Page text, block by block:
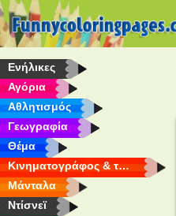
Eνήλικες
Αγόρια
Αθλητισμός
Γεωγραφία
Θέμα
Κινηματογράφος & τηλεόραση
Μάνταλα
Ντίσνεϊ